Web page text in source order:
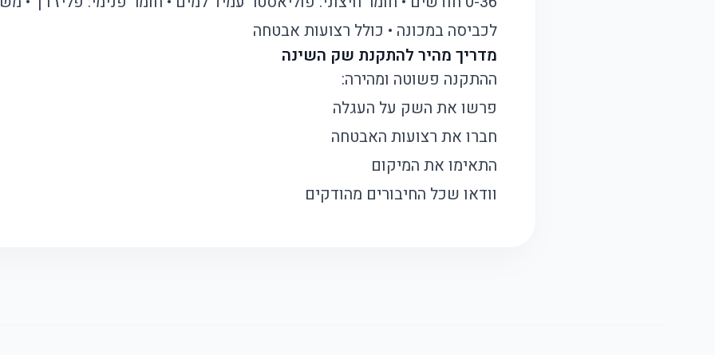
לכביסה במכונה • כולל רצועות אבטחה
מדריך מהיר להתקנת שק השינה
ההתקנה פשוטה ומהירה:
פרשו את השק על העגלה
חברו את רצועות האבטחה
התאימו את המיקום
וודאו שכל החיבורים מהודקים